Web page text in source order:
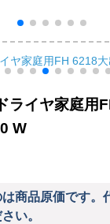
调节温度でプレゼド
ヤのHX 8846で
す。
ライヤ家庭用
W
商品原価です。
い。